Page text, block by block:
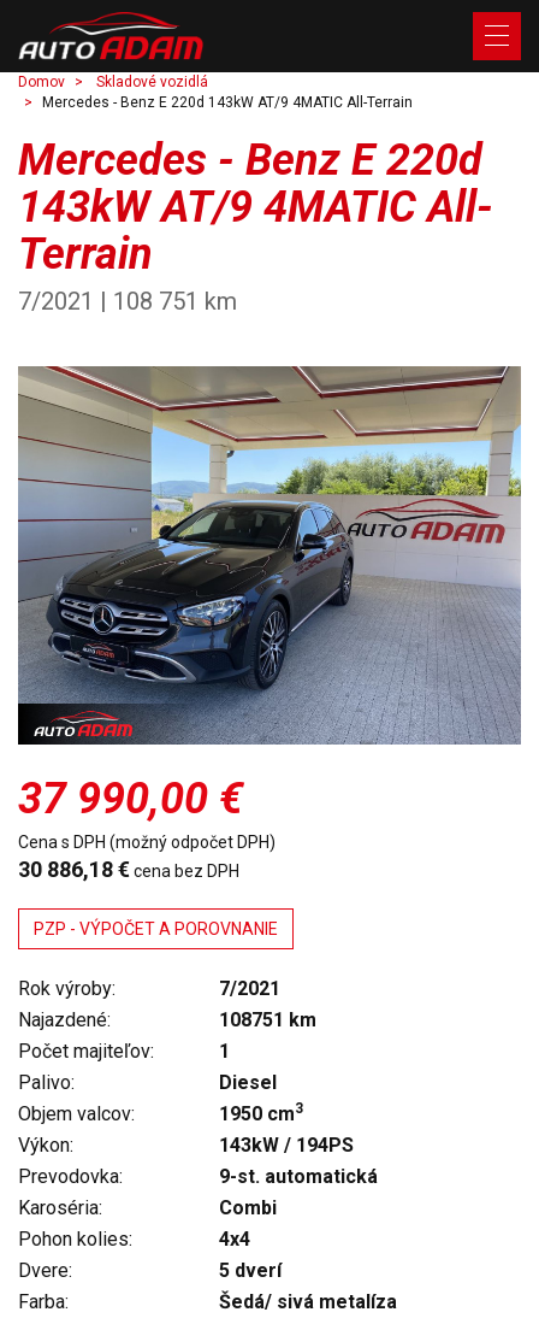
Domov
Skladové vozidlá
Mercedes - Benz E 220d 143kW AT/9 4MATIC All-Terrain
Mercedes - Benz E 220d
143kW AT/9 4MATIC All-
Terrain
7/2021 | 108 751 km
37 990,00 €
Cena s DPH (možný odpočet DPH)
30 886,18 €cena bez DPH
PZP - VÝPOČET A POROVNANIE
Rok výroby:
7/2021
Najazdené:
108751 km
Počet majiteľov:
1
Palivo:
Diesel
Objem valcov:
1950 cm3
Výkon:
143kW / 194PS
Prevodovka:
9-st. automatická
Karoséria:
Combi
Pohon kolies:
4x4
Dvere:
5 dverí
Farba:
Šedá/ sivá metalíza